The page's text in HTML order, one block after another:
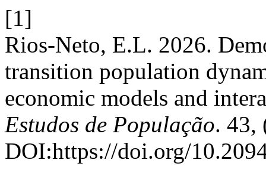
[1]
Rios-Neto, E.L. 2026.
transition population
economic models and
Estudos de População. 43,
DOI:https://doi.org/